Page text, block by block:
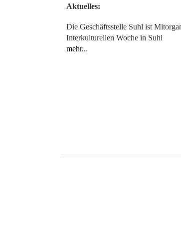
Aktuelles:
Die Geschäftsstelle Suhl ist
Interkulturellen Woche in Suhl
mehr...